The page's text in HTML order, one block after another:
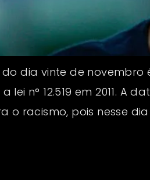
dia vinte de novembro
lei n° 12.519 em 2011.
o racismo, pois nesse